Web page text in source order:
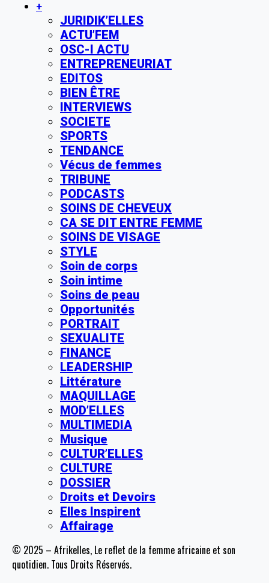
+
JURIDIK’ELLES
ACTU’FEM
OSC-I ACTU
ENTREPRENEURIAT
EDITOS
BIEN ÊTRE
INTERVIEWS
SOCIETE
SPORTS
TENDANCE
Vécus de femmes
TRIBUNE
PODCASTS
SOINS DE CHEVEUX
CA SE DIT ENTRE FEMME
SOINS DE VISAGE
STYLE
Soin de corps
Soin intime
Soins de peau
Opportunités
PORTRAIT
SEXUALITE
FINANCE
LEADERSHIP
Littérature
MAQUILLAGE
MOD’ELLES
MULTIMEDIA
Musique
CULTUR’ELLES
CULTURE
DOSSIER
Droits et Devoirs
Elles Inspirent
Affairage
© 2025 – Afrikelles, Le reflet de la femme africaine et son
quotidien. Tous Droits Réservés.